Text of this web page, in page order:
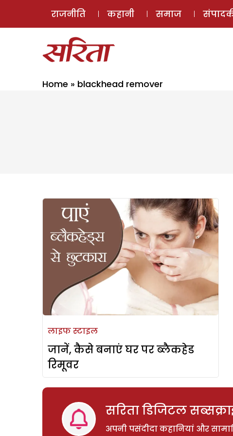
राजनीति कहानी समाज
Home » blackhead remover
लाइफ स्टाइल
जानें, कैसे बनाएं घर पर ब्लैकहेड
रिमूवर
सरिता डिजिटल
अपनी पसंदीदा कहानियां और